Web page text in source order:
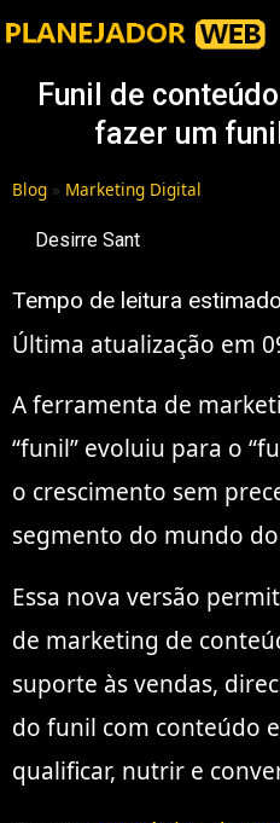
Funil de
fazer um
Blog » Marketing Digital
Desirre Sant
Tempo de leitura
Última atualização em
A ferramenta de
“funil” evoluiu para o
o crescimento sem
segmento do mundo
Essa nova versão
de marketing de
suporte às vendas,
do funil com conteúdo
qualificar, nutrir e